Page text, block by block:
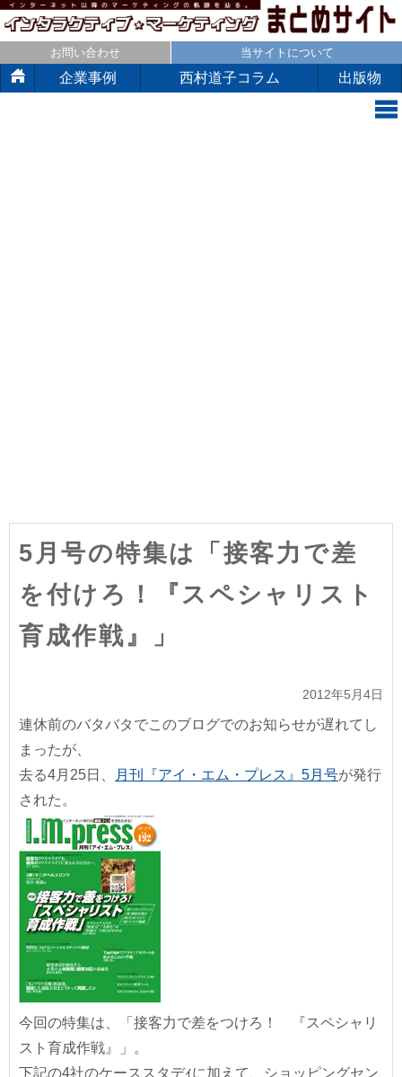
お問い合わせ 当サイトについて
企業事例 西村道子コラム 出版物
5月号の特集は「接客力で差
を付けろ！『スペシャリスト
育成作戦』」
2012年5月4日
連休前のバタバタでこのブログでのお知らせが遅れてし
まったが、
去る4月25日、
月刊『アイ・エム・プレス』5月号が発行
された。
今回の特集は、「接客力で差をつけろ！ 『スペシャリ
スト育成作戦』」。
下記の4社のケーススタデｨに加えて、ショッピングセン